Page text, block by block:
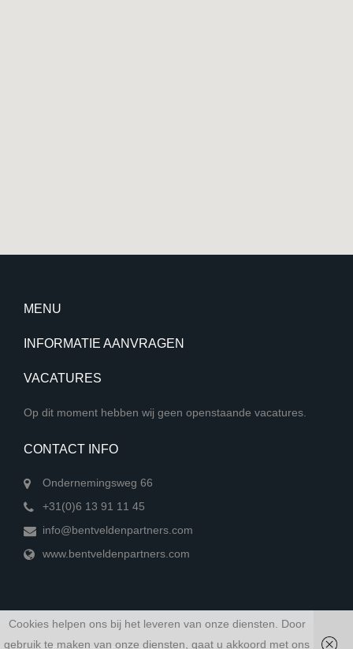
MENU
INFORMATIE AANVRAGEN
VACATURES
Op dit moment hebben wij geen openstaande vacatures.
CONTACT INFO
Ondernemingsweg 66
+31(0)6 13 91 11 45
info@bentveldenpartners.com
www.bentveldenpartners.com
Cookies helpen ons bij het leveren van onze diensten. Door
gebruik te maken van onze diensten, gaat u akkoord met ons